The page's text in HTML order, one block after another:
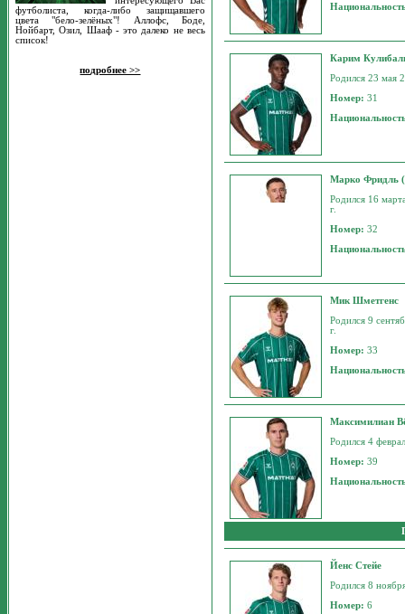
футболиста, когда-либо защищавшего
цвета "бело-зелёных"! Аллофс, Боде,
Нойбарт, Озил, Шааф - это далеко не весь
список!
подробнее >>
Карим
Родился 23 мая
Номер:31
Марко Фридль
Родился 16
г.
Номер:32
Мик Шметгенс
Родился 9
г.
Номер:33
Максимилиан
Родился 4
Номер:39
Йенс Стейе
Родился 8
Номер:6